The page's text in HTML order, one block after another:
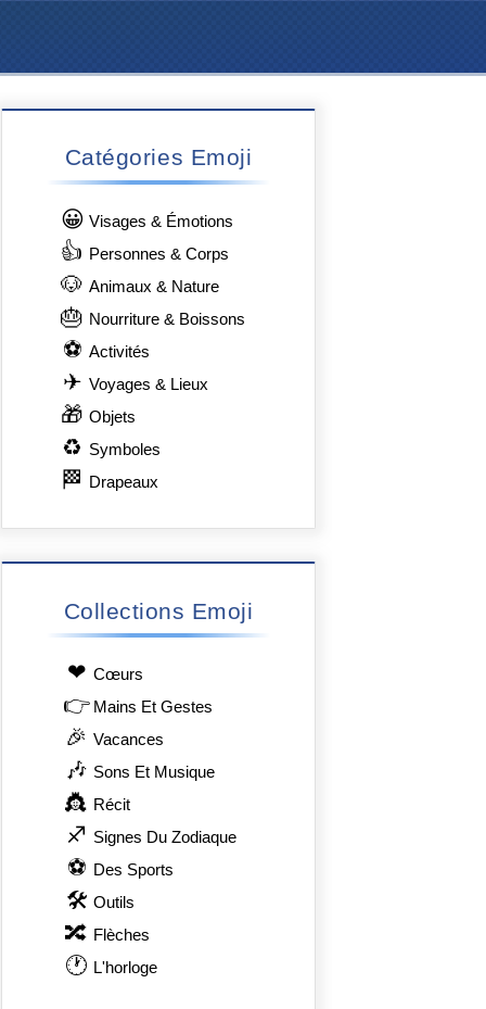
Catégories Emoji
😀 Visages & Émotions
👍 Personnes & Corps
🐶 Animaux & Nature
🎂 Nourriture & Boissons
⚽ Activités
✈ Voyages & Lieux
🎁 Objets
♻ Symboles
🏁 Drapeaux
Collections Emoji
❤ Сœurs
👉 Mains Et Gestes
🎉 Vacances
🎶 Sons Et Musique
👸 Récit
♐ Signes Du Zodiaque
⚽ Des Sports
🛠 Outils
🔀 Flèches
🕐 L'horloge